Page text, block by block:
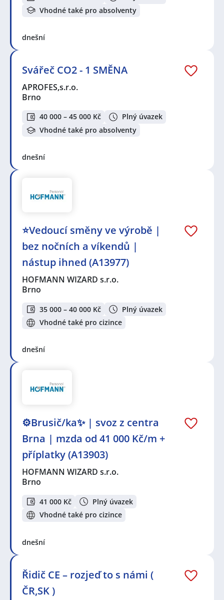
Vhodné také pro absolventy
dnešní
Svářeč CO2 - 1 SMĚNA
APROFES,s.r.o.
Brno
40 000 – 45 000 Kč
Plný úvazek
Vhodné také pro absolventy
dnešní
⭐Vedoucí směny ve výrobě |
bez nočních a víkendů |
nástup ihned (A13977)
HOFMANN WIZARD s.r.o.
Brno
35 000 – 40 000 Kč
Plný úvazek
Vhodné také pro cizince
dnešní
⚙️Brusič/ka✨ | svoz z centra
Brna | mzda od 41 000 Kč/m +
příplatky (A13903)
HOFMANN WIZARD s.r.o.
Brno
41 000 Kč
Plný úvazek
Vhodné také pro cizince
dnešní
Řidič CE – rozjeď to s námi (
ČR,SK )